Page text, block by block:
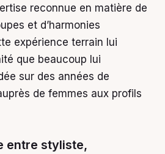
reconnue en matière de
et d’harmonies
expérience terrain lui
que beaucoup lui
sur des années de
de femmes aux profils
entre styliste,